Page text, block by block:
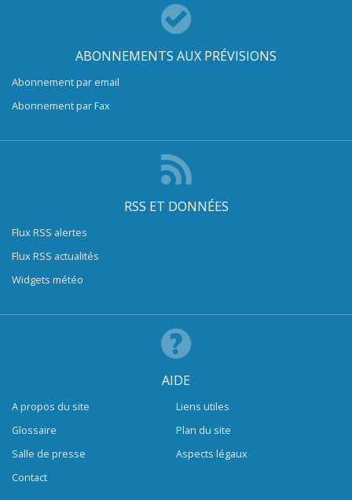
ABONNEMENTS AUX PRÉVISIONS
Abonnement par email
Abonnement par Fax
RSS ET DONNÉES
Flux RSS alertes
Flux RSS actualités
Widgets météo
AIDE
A propos du site
Glossaire
Salle de presse
Contact
Liens utiles
Plan du site
Aspects légaux